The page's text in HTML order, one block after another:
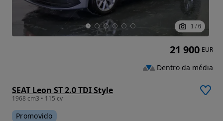
1 / 6
SEAT Leon ST 2.0 TDI Style
1968 cm3 • 115 cv
Promovido
21 900 EUR
Dentro da média